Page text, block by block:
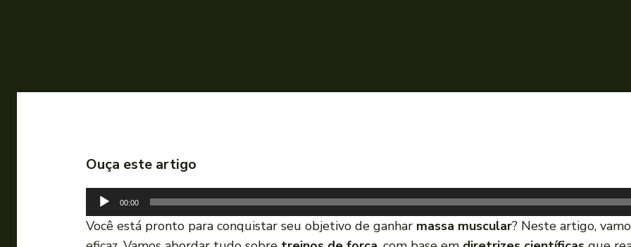
Ouça este artigo
o
00:00
Você está pronto para conquistar seu objetivo de ganhar massa muscular? Neste artigo,